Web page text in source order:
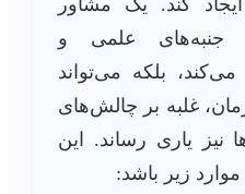
کند. یک مشاور
جنبه‌های علمی و
بلکه می‌تواند
غلبه بر چالش‌های
نیز یاری رساند. این
زیر باشد: